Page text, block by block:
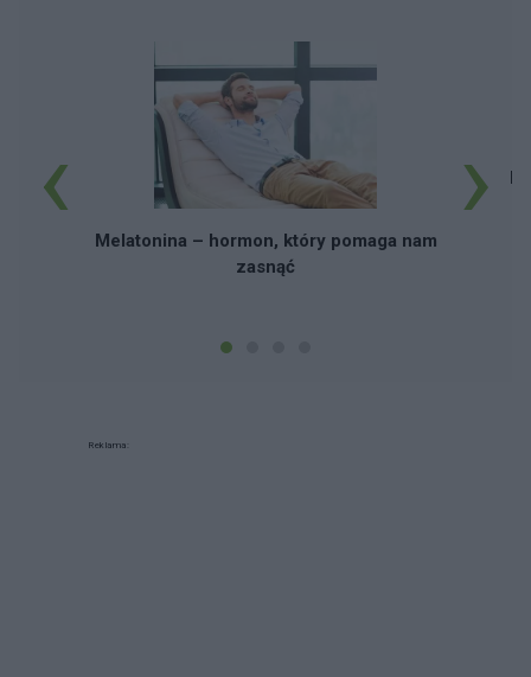
Melatonina – hormon, który pomaga nam
zasnąć
‹ ›
Reklama: